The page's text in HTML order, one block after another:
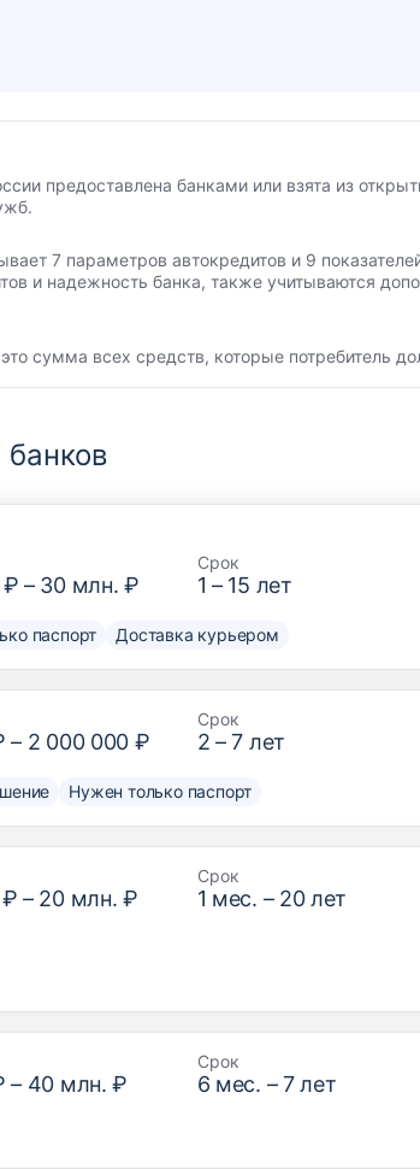
предоставлена банками или взята из
7 параметров автокредитов и 9
и надежность банка, также учитываются
сумма всех средств, которые потребитель
₽ – 30 млн. ₽
Срок
1 – 15 лет
паспорт Доставка курьером
– 2 000 000 ₽
Срок
2 –7 лет
Нужен только паспорт
– 20 млн. ₽
Срок
1 мес. – 20лет
– 40 млн. ₽
Срок
6 мес. –7лет